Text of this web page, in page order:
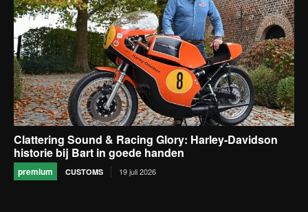
Clattering Sound & Racing Glory: Harley-Davidson
historie bij Bart in goede handen
premium CUSTOMS 19 juli 2026